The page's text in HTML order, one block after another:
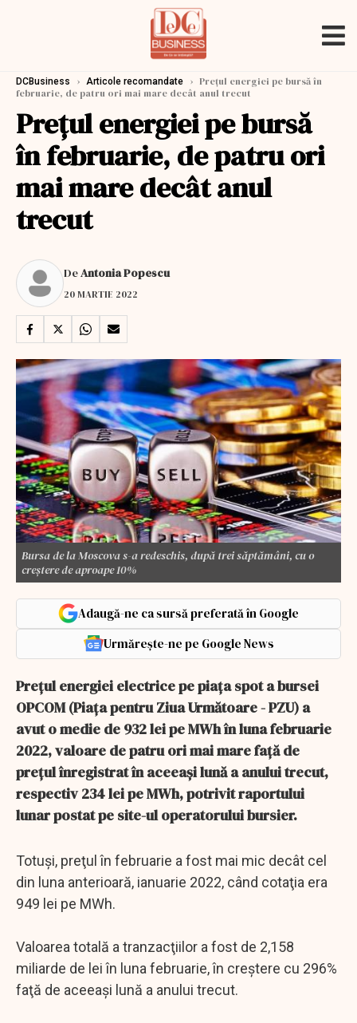
DCBusiness › Articole recomandate › Preţul energiei pe bursă în
februarie, de patru ori mai mare decât anul trecut
Preţul energiei pe bursă
în februarie, de patru ori
mai mare decât anul
trecut
DeAntonia Popescu
20 MARTIE 2022
Bursa de la Moscova s-a redeschis, după trei săptămâni, cu o
creștere de aproape 10%
Adaugă-ne ca sursă preferată în Google
Urmărește-ne pe Google News
Preţul energiei electrice pe piaţa spot a bursei
OPCOM (Piaţa pentru Ziua Următoare - PZU) a
avut o medie de 932 lei pe MWh în luna februarie
2022, valoare de patru ori mai mare faţă de
preţul înregistrat în aceeaşi lună a anului trecut,
respectiv 234 lei pe MWh, potrivit raportului
lunar postat pe site-ul operatorului bursier.
Totuşi, preţul în februarie a fost mai mic decât cel
din luna anterioară, ianuarie 2022, când cotaţia era
949 lei pe MWh.
Valoarea totală a tranzacţiilor a fost de 2,158
miliarde de lei în luna februarie, în creştere cu 296%
faţă de aceeaşi lună a anului trecut.